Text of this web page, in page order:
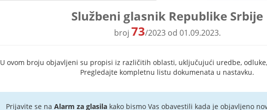
Službeni glasnik Republike Srbije
broj 73/2023 od 01.09.2023.
U ovom broju objavljeni su propisi iz različitih oblasti, uključujući uredbe,
Pregledajte kompletnu listu dokumenata u nastavku.
Prijavite se na Alarm za glasilakako bismo Vas obavestili kada je objavljeno